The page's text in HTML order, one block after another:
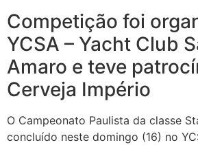
Competição foi
YCSA – Yacht Club
Amaro e teve
Cerveja Império
O Campeonato Paulista da classe
concluído neste domingo (16) no